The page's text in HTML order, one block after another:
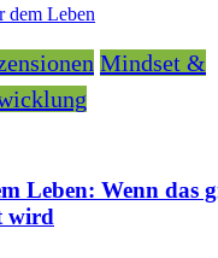
Mindset &
Leben: Wenn das
wird